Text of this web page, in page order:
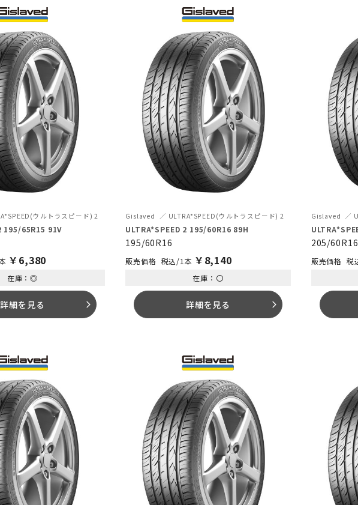
ウルトラスピード) 2
195/65R15 91V
￥ 6,380
在庫：◎
詳細を見る arrow_forward_ios
Gislaved ULTRA*SPEED(ウルトラスピード) 2
ULTRA*SPEED 2 195/60R16 89H
195/60R16
税込/1本 ￥ 8,140
在庫：〇
詳細を見る arrow_forward_ios
Gislaved
205/60R16
税